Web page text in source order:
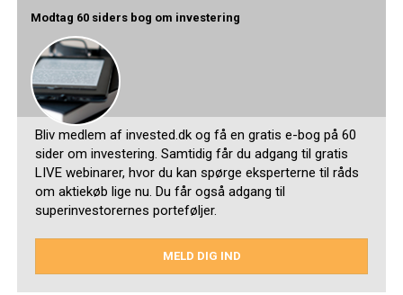
Modtag 60 siders bog om investering
Bliv medlem af invested.dk og få en gratis e-bog på 60
sider om investering. Samtidig får du adgang til gratis
LIVE webinarer, hvor du kan spørge eksperterne til råds
om aktiekøb lige nu. Du får også adgang til
superinvestorernes porteføljer.
MELD DIG IND